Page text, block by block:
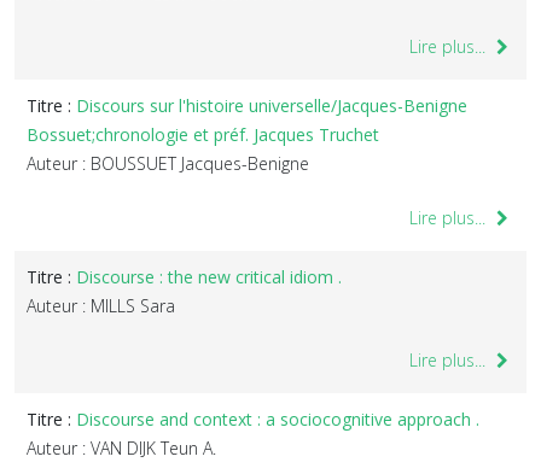
Lire plus...
Titre : Discours sur l'histoire universelle/Jacques-Benigne
Bossuet;chronologie et préf. Jacques Truchet
Auteur : BOUSSUET Jacques-Benigne
Lire plus...
Titre : Discourse : the new critical idiom .
Auteur : MILLS Sara
Lire plus...
Titre : Discourse and context : a sociocognitive approach .
Auteur : VAN DIJK Teun A.